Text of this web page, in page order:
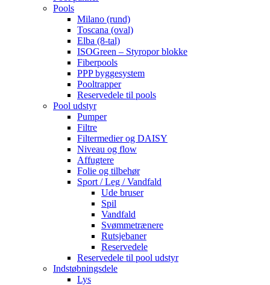
Pools
Milano (rund)
Toscana (oval)
Elba (8-tal)
ISOGreen – Styropor blokke
Fiberpools
PPP byggesystem
Pooltrapper
Reservedele til pools
Pool udstyr
Pumper
Filtre
Filtermedier og DAISY
Niveau og flow
Affugtere
Folie og tilbehør
Sport / Leg / Vandfald
Ude bruser
Spil
Vandfald
Svømmetrænere
Rutsjebaner
Reservedele
Reservedele til pool udstyr
Indstøbningsdele
Lys